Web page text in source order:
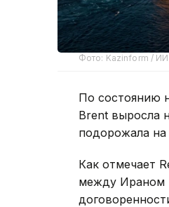
Фото: Kazinform / ИИ
По состоянию
Brent выросла
подорожала на
Как отмечает
между Ираном